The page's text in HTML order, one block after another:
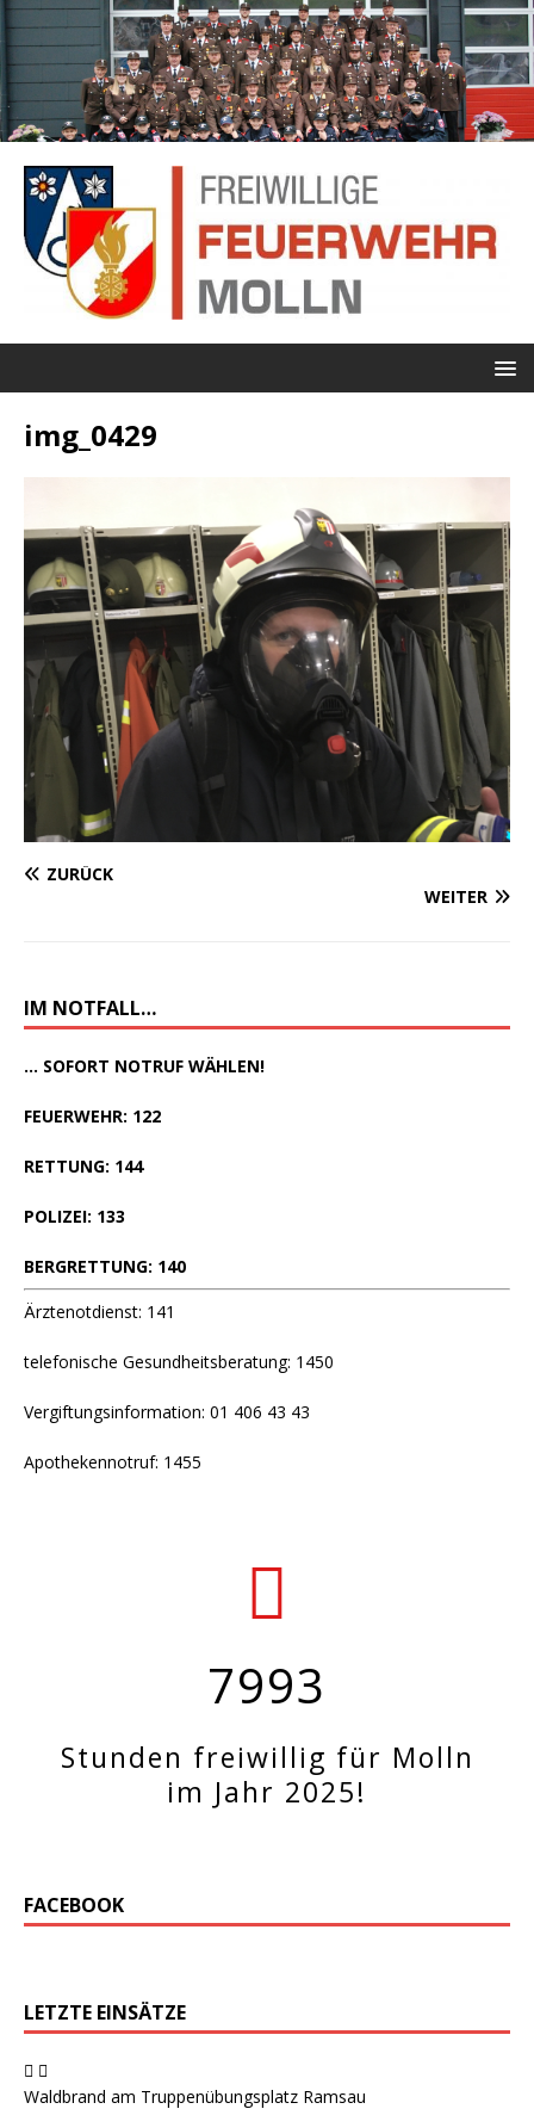
img_0429
ZURÜCK
WEITER
IM NOTFALL…
... SOFORT NOTRUF WÄHLEN!
FEUERWEHR: 122
RETTUNG: 144
POLIZEI: 133
BERGRETTUNG: 140
Ärztenotdienst: 141
telefonische Gesundheitsberatung: 1450
Vergiftungsinformation: 01 406 43 43
Apothekennotruf: 1455
7993
Stunden freiwillig für Molln
im Jahr 2025!
FACEBOOK
LETZTE EINSÄTZE
Waldbrand am Truppenübungsplatz Ramsau